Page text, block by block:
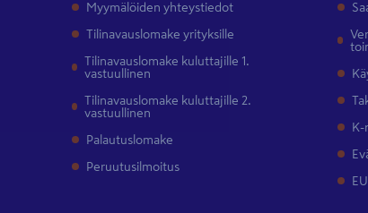
Myymälöiden yhteystiedot
Tilinavauslomake yrityksille
Tilinavauslomake kuluttajille 1.
vastuullinen
Tilinavauslomake kuluttajille 2.
vastuullinen
Palautuslomake
Peruutusilmoitus